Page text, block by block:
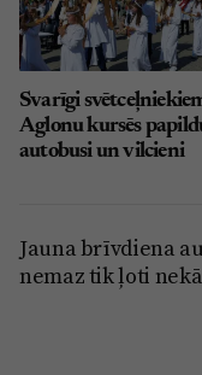
Svarīgi
Aglonu kursēs
autobusi un vilcieni
Jauna brīvdiena
nemaz tik ļoti